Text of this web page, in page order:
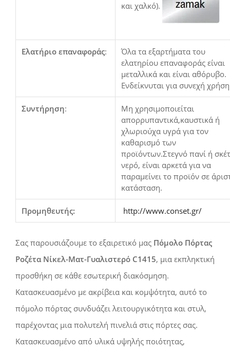
και χαλκό).
Ελατήριο επαναφοράς:
Όλα τα εξαρτήματα του
ελατηρίου επαναφοράς είναι
μεταλλικά και είναι αθόρυβο.
Ενδείκνυται για συνεχή
Συντήρηση:
Μη χρησιμοποιείται
απορρυπαντικά,καυστικά ή
χλωριούχα υγρά για τον
καθαρισμό των
προϊόντων.Στεγνό πανί ή
νερό, είναι αρκετά για να
παραμείνει το προϊόν σε
κατάσταση.
Προμηθευτής: http://www.conset.gr/
Σας παρουσιάζουμε το εξαιρετικό μας Πόμολο Πόρτας
Ροζέτα Νίκελ-Ματ-Γυαλιστερό C1415, μια εκπληκτική
προσθήκη σε κάθε εσωτερική διακόσμηση.
Κατασκευασμένο με ακρίβεια και κομψότητα, αυτό το
πόμολο πόρτας συνδυάζει λειτουργικότητα και στυλ,
παρέχοντας μια πολυτελή πινελιά στις πόρτες σας.
Κατασκευασμένο από υλικά υψηλής ποιότητας,